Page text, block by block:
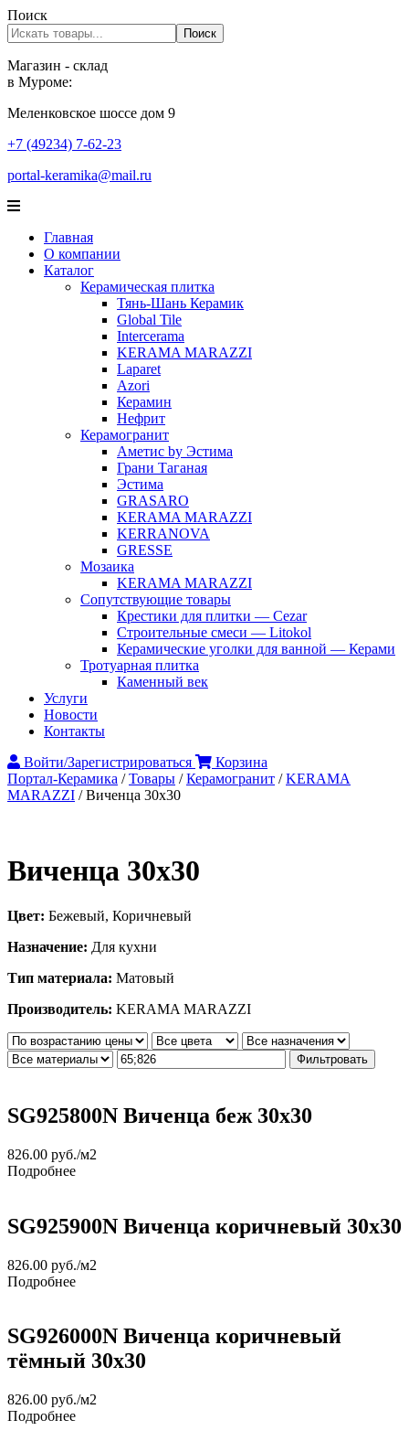
Поиск
Поиск
Магазин - склад
в Муроме:
Меленковское шоссе дом 9
+7 (49234) 7-62-23
portal-keramika@mail.ru
Главная
О компании
Каталог
Керамическая плитка
Тянь-Шань Керамик
Global Tile
Intercerama
KERAMA MARAZZI
Laparet
Аzori
Керамин
Нефрит
Керамогранит
Аметис by Эстима
Грани Таганая
Эстима
GRASARO
KERAMA MARAZZI
KERRANOVA
GRESSE
Мозаика
KERAMA MARAZZI
Сопутствующие товары
Крестики для плитки — Cezar
Строительные смеси — Litokol
Керамические уголки для ванной — Керами
Тротуарная плитка
Каменный век
Услуги
Новости
Контакты
Войти/Зарегистрироваться
Корзина
Портал-Керамика /Товары /Керамогранит /KERAMA
MARAZZI /Виченца 30х30
Виченца 30х30
Цвет: Бежевый, Коричневый
Назначение: Для кухни
Тип материала: Матовый
Производитель: KERAMA MARAZZI
Фильтровать
SG925800N Виченца беж 30х30
826.00 руб./м2
Подробнее
SG925900N Виченца коричневый 30х30
826.00 руб./м2
Подробнее
SG926000N Виченца коричневый
тёмный 30х30
826.00 руб./м2
Подробнее